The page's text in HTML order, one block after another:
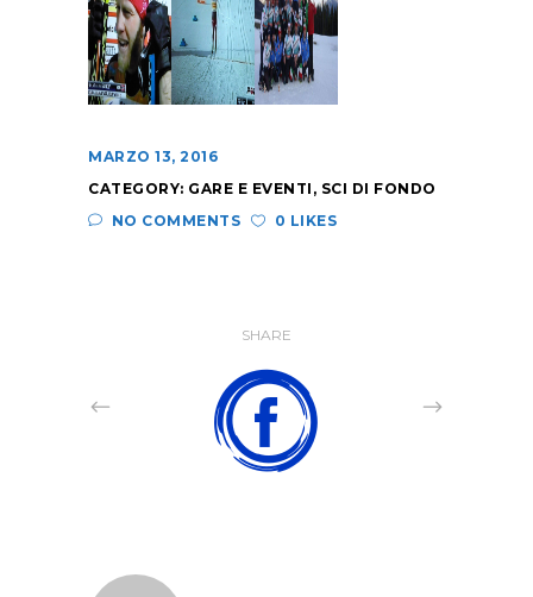
MARZO 13, 2016
CATEGORY: GARE E EVENTI , SCI DI FONDO
NO COMMENTS
0 LIKES
SHARE